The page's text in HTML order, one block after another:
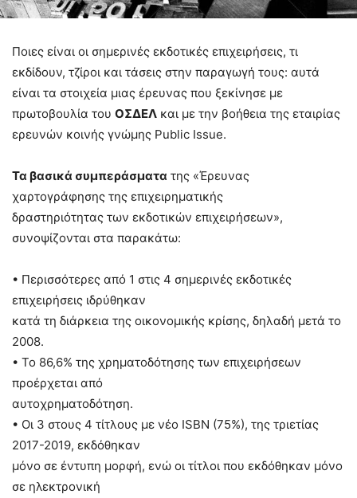
Ποιες είναι οι σημερινές εκδοτικές επιχειρήσεις, τι
εκδίδουν, τζίροι και τάσεις στην παραγωγή τους: αυτά
είναι τα στοιχεία μιας έρευνας που ξεκίνησε με
πρωτοβουλία του ΟΣΔΕΛ και με την βοήθεια της εταιρίας
ερευνών κοινής γνώμης Public Issue.
Τα βασικά συμπεράσματα της «Έρευνας
χαρτογράφησης της επιχειρηματικής
δραστηριότητας των εκδοτικών επιχειρήσεων»,
συνοψίζονται στα παρακάτω:
• Περισσότερες από 1 στις 4 σημερινές εκδοτικές
επιχειρήσεις ιδρύθηκαν
κατά τη διάρκεια της οικονομικής κρίσης, δηλαδή μετά το
2008.
• Το 86,6% της χρηματοδότησης των επιχειρήσεων
προέρχεται από
αυτοχρηματοδότηση.
• Οι 3 στους 4 τίτλους με νέο ISBN (75%), της τριετίας
2017-2019, εκδόθηκαν
μόνο σε έντυπη μορφή, ενώ οι τίτλοι που εκδόθηκαν μόνο
σε ηλεκτρονική